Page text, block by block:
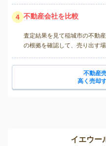
4 不動産会社を比較
査定結果を見て稲城市の不動
の根拠を確認して、売り出す場
不動産
高く売却
イエウー